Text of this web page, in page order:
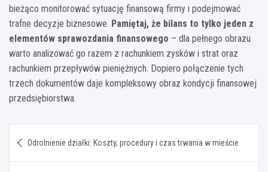
bieżąco monitorować sytuację finansową firmy i podejmować
trafne decyzje biznesowe. Pamiętaj, że bilans to tylko jeden z
elementów sprawozdania finansowego – dla pełnego obrazu
warto analizować go razem z rachunkiem zysków i strat oraz
rachunkiem przepływów pieniężnych. Dopiero połączenie tych
trzech dokumentów daje kompleksowy obraz kondycji finansowej
przedsiębiorstwa.
wpisu
Odrolnienie działki: Koszty, procedury i czas trwania w mieście